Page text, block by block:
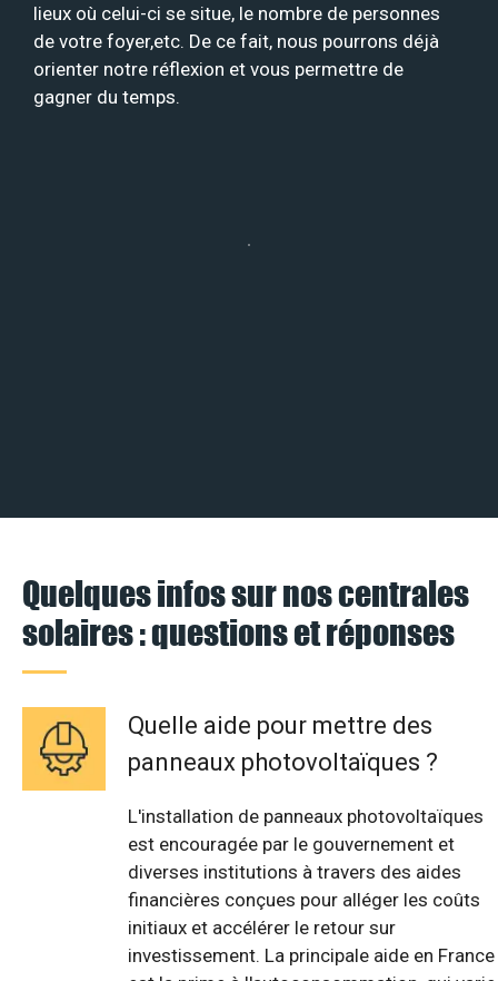
lieux où celui-ci se situe, le nombre de personnes
de votre foyer,etc. De ce fait, nous pourrons déjà
orienter notre réflexion et vous permettre de
gagner du temps.
Quelques infos sur nos centrales
solaires : questions et réponses
Quelle aide pour mettre des
panneaux photovoltaïques ?
L'installation de panneaux photovoltaïques
est encouragée par le gouvernement et
diverses institutions à travers des aides
financières conçues pour alléger les coûts
initiaux et accélérer le retour sur
investissement. La principale aide en France